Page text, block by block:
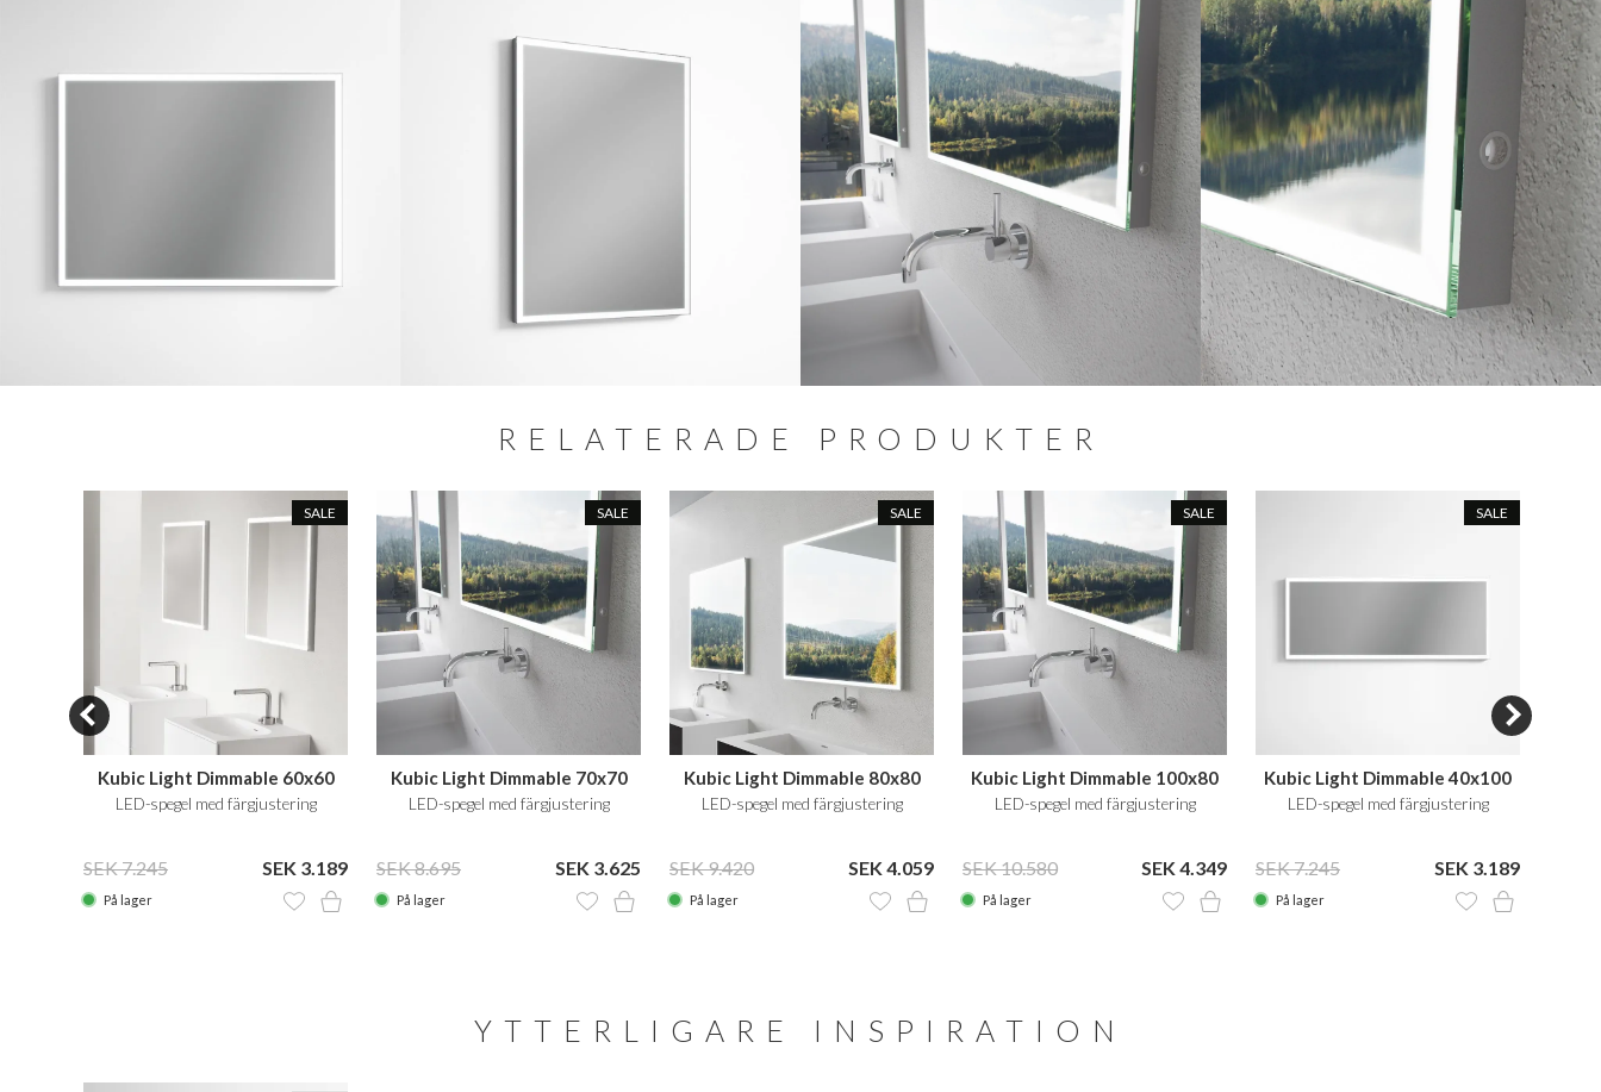
RELATERADE PRODUKTER
SALE
Kubic Light Dimmable 60x60
LED-spegel med färgjustering
SEK 7.245 SEK 3.189
På lager
SALE
Kubic Light Dimmable 70x70
LED-spegel med färgjustering
SEK 8.695 SEK 3.625
På lager
SALE
Kubic Light Dimmable 80x80
LED-spegel med färgjustering
SEK 9.420 SEK 4.059
På lager
SALE
Kubic Light Dimmable 100x80
LED-spegel med färgjustering
SEK 10.580 SEK 4.349
På lager
SALE
Kubic Light Dimmable 40x100
LED-spegel med färgjustering
SEK 7.245 SEK 3.189
På lager
YTTERLIGARE INSPIRATION